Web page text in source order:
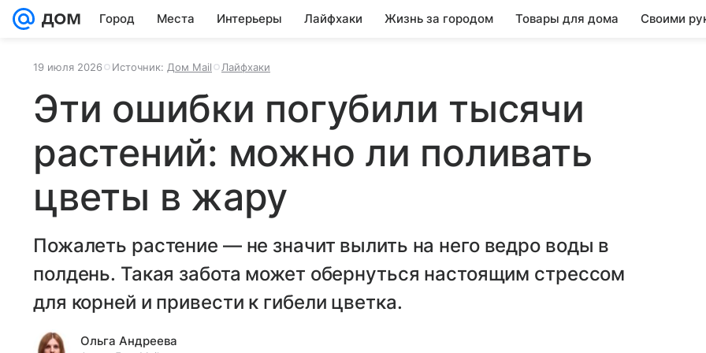
Город Места Интерьеры Лайфхаки Жизнь за городом Товары для дома Своими
19 июля 2026 Источник: Дом Mail Лайфхаки
Эти ошибки погубили тысячи
растений: можно ли поливать
цветы в жару
Пожалеть растение — не значит вылить на него ведро воды в
полдень. Такая забота может обернуться настоящим стрессом
для корней и привести к гибели цветка.
Ольга Андреева